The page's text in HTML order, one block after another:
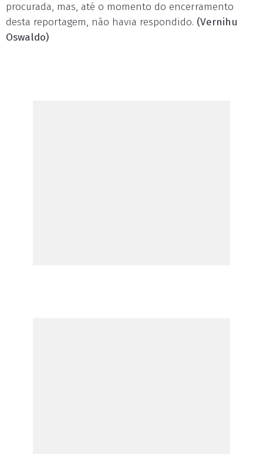
procurada, mas, até o momento do encerramento
desta reportagem, não havia respondido. (Vernihu
Oswaldo)